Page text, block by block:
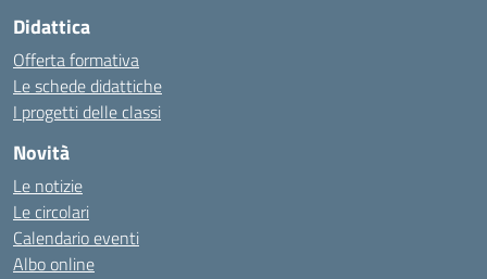
Didattica
Offerta formativa
Le schede didattiche
I progetti delle classi
Novità
Le notizie
Le circolari
Calendario eventi
Albo online